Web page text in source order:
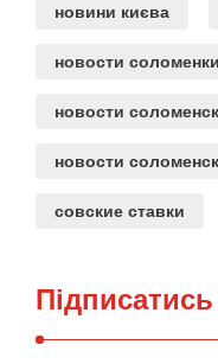
новини києва
новости соломенки
новости
новости
совские ставки